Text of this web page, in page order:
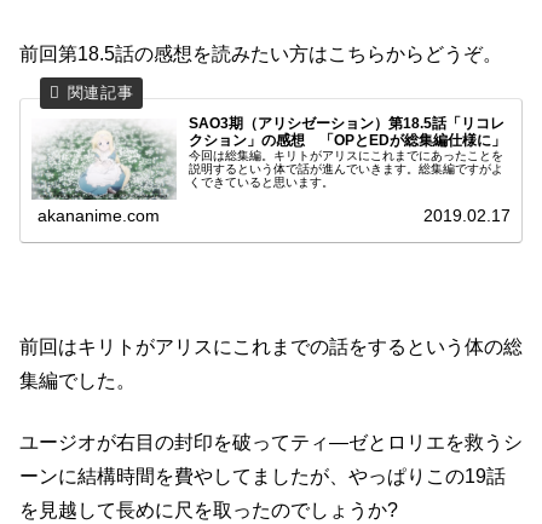
前回第18.5話の感想を読みたい方はこちらからどうぞ。
SAO3期（アリシゼーション）第18.5話「リコレ
クション」の感想 「OPとEDが総集編仕様に」
今回は総集編。キリトがアリスにこれまでにあったことを
説明するという体で話が進んでいきます。総集編ですがよ
くできていると思います。
akananime.com 2019.02.17
前回はキリトがアリスにこれまでの話をするという体の総
集編でした。
ユージオが右目の封印を破ってティ―ゼとロリエを救うシ
ーンに結構時間を費やしてましたが、やっぱりこの19話
を見越して長めに尺を取ったのでしょうか?